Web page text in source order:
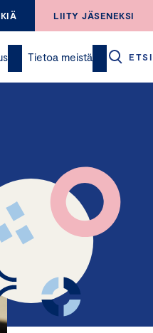
LIITY JÄSENEKSI
Tietoa meistä ETSI